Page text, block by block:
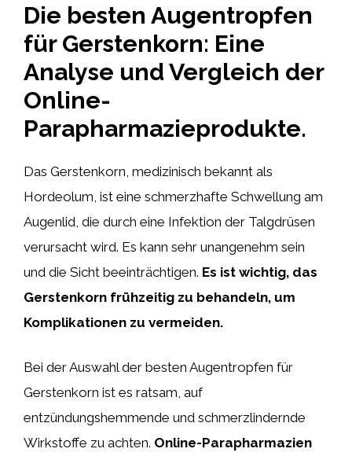
Die besten Augentropfen
für Gerstenkorn: Eine
Analyse und Vergleich der
Online-
Parapharmazieprodukte.
Das Gerstenkorn, medizinisch bekannt als
Hordeolum, ist eine schmerzhafte Schwellung am
Augenlid, die durch eine Infektion der Talgdrüsen
verursacht wird. Es kann sehr unangenehm sein
und die Sicht beeinträchtigen. Es ist wichtig, das
Gerstenkorn frühzeitig zu behandeln, um
Komplikationen zu vermeiden.
Bei der Auswahl der besten Augentropfen für
Gerstenkorn ist es ratsam, auf
entzündungshemmende und schmerzlindernde
Wirkstoffe zu achten. Online-Parapharmazien